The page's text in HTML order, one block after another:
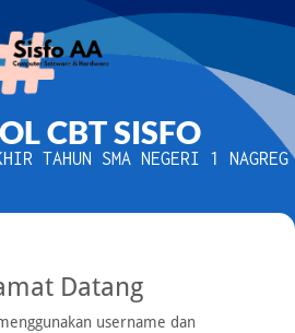
CBT SISFO
TAHUN SMA NEGERI 1 NAGREG
Datang
username dan